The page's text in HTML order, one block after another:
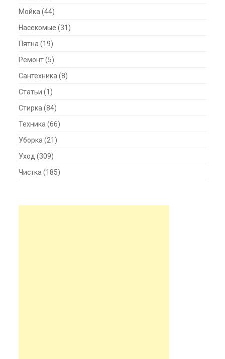
Мойка (44)
Насекомые (31)
Пятна (19)
Ремонт(5)
Сантехника (8)
Статьи (1)
Стирка (84)
Техника (66)
Уборка (21)
Уход (309)
Чистка (185)